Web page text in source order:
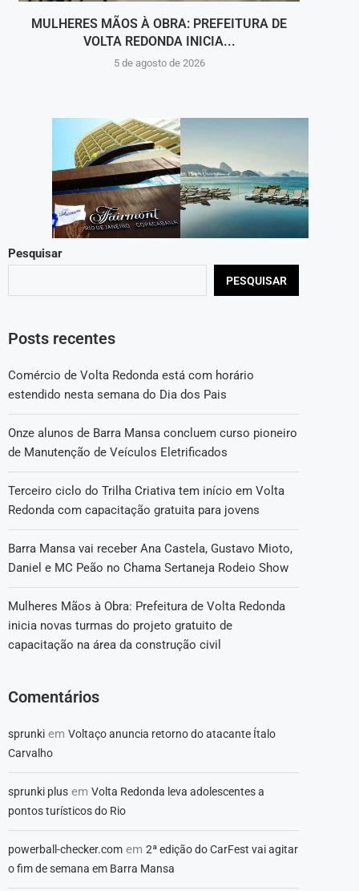
MULHERES MÃOS À OBRA: PREFEITURA DE
VOLTA REDONDA INICIA...
5 de agosto de 2026
Pesquisar
PESQUISAR
Posts recentes
Comércio de Volta Redonda está com horário
estendido nesta semana do Dia dos Pais
Onze alunos de Barra Mansa concluem curso pioneiro
de Manutenção de Veículos Eletrificados
Terceiro ciclo do Trilha Criativa tem início em Volta
Redonda com capacitação gratuita para jovens
Barra Mansa vai receber Ana Castela, Gustavo Mioto,
Daniel e MC Peão no Chama Sertaneja Rodeio Show
Mulheres Mãos à Obra: Prefeitura de Volta Redonda
inicia novas turmas do projeto gratuito de
capacitação na área da construção civil
Comentários
sprunki em Voltaço anuncia retorno do atacante Ítalo
Carvalho
sprunki plus em Volta Redonda leva adolescentes a
pontos turísticos do Rio
powerball-checker.com em 2ª edição do CarFest vai agitar
o fim de semana em Barra Mansa